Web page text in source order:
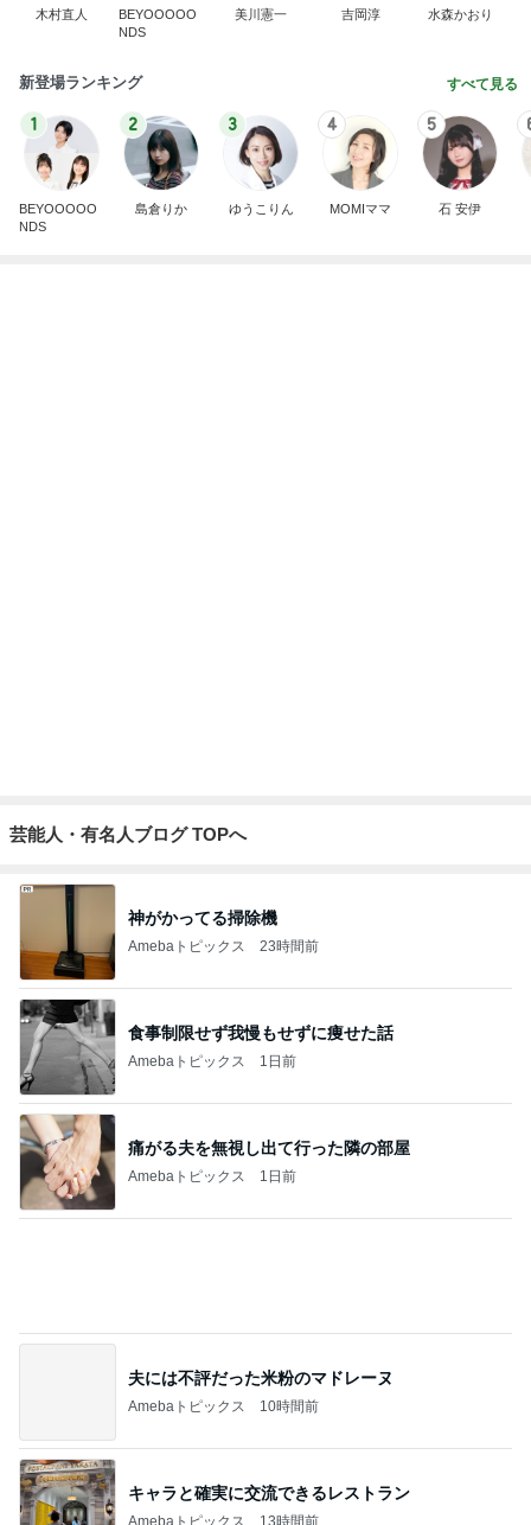
木村直人
BEYOOOOO
NDS
美川憲一 吉岡淳 水森かおり
新登場ランキング すべて見る
1
BEYOOOOO
NDS
2
島倉りか
3
ゆうこりん
4
MOMIママ
5
石 安伊
キャラと確実に交流できるレストラン
買ったシートマスクとリップペンシル
いい刺激をもらっている社交ダンス
Amebaトピックス 1日前
美奈代 一目惚れで購入した新作
Amebaトピックス 1日前